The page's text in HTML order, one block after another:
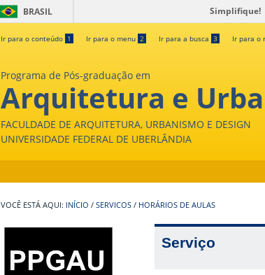
BRASIL Simplifique!
Ir para o conteúdo 1 Ir para o menu 2 Ir para a busca 3 Ir para o
Programa de Pós-graduação em
Arquitetura e
FACULDADE DE ARQUITETURA, URBANISMO E DESIGN
UNIVERSIDADE FEDERAL DE UBERLÂNDIA
INÍCIO / SERVICOS / HORÁRIOS DE AULAS
Serviço